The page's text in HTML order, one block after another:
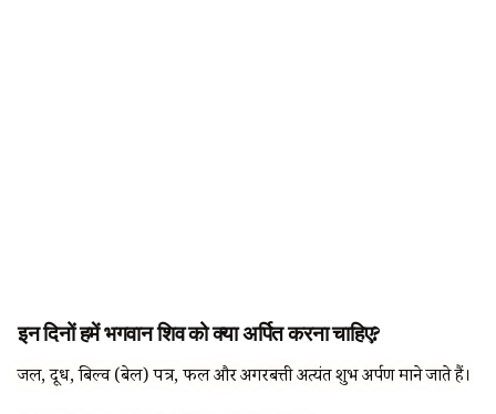
इन दिनों हमें भगवान शिव को क्या अर्पित करना चाहिए?
जल, दूध, बिल्व (बेल) पत्र, फल और अगरबत्ती अत्यंत शुभ अर्पण माने जाते हैं।